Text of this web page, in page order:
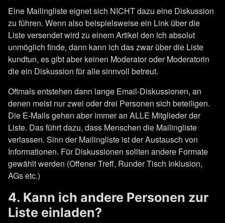
Eine Mailingliste eignet sich NICHT dazu eine Diskussion
zu führen. Wenn also beispielsweise ein Link über die
Liste versendet wird zu einem Artikel den ich absolut
unmöglich finde, dann kann ich das zwar über die Liste
kundtun, es gibt aber keinen Moderator oder Moderatorin
die ein Diskussion für alle sinnvoll betreut.
Oftmals entstehen dann lange Email-Diskussionen, an
denen meist nur zwei oder drei Personen sich beteiligen.
Die E-Mails gehen aber immer an ALLE Mitglieder der
Liste. Das führt dazu, dass Menschen die Mailingliste
verlassen. Sinn der Mailingliste ist der Austausch von
Informationen. Für Diskussionen sollten andere Formate
gewählt werden (Offener Treff, Runder Tisch Inklusion,
AGs etc.)
4. Kann ich andere Personen zur
Liste einladen?